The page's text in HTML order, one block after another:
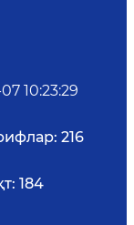
10:23:29
216
184